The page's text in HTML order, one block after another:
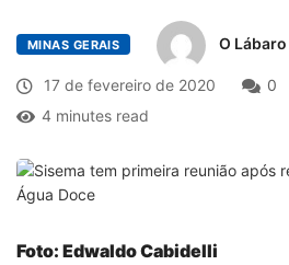
MINAS GERAIS O Lábaro
17 de fevereiro de 2020 0
4 minutes read
Foto: Edwaldo Cabidelli